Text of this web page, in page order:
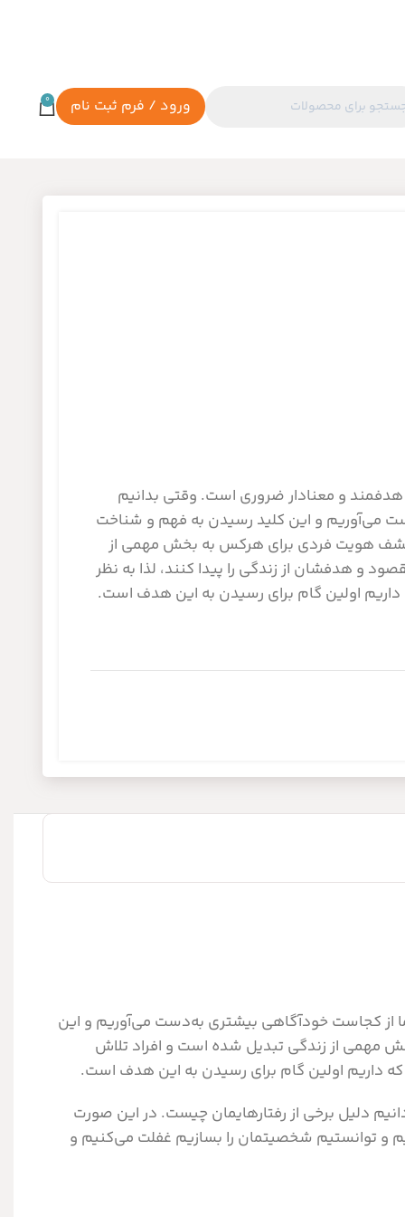
ورود / فرم ثبت نام 0
و معنادار ضروری است. وقتی بدانیم
می‌آوریم و این کلید رسیدن به فهم و شناخت
کشف هویت فردی برای هرکس به بخش مهمی از
و هدفشان از زندگی را پیدا کنند، لذا به نظر
اولین گام برای رسیدن به این هدف است.
از کجاست خودآگاهی بیشتری به‌دست می‌آوریم و این
مهمی از زندگی تبدیل شده است و افراد تلاش
داریم اولین گام برای رسیدن به این هدف است.
دلیل برخی از رفتارهایمان چیست. در این صورت
و توانستیم شخصیتمان را بسازیم غفلت می‌کنیم و